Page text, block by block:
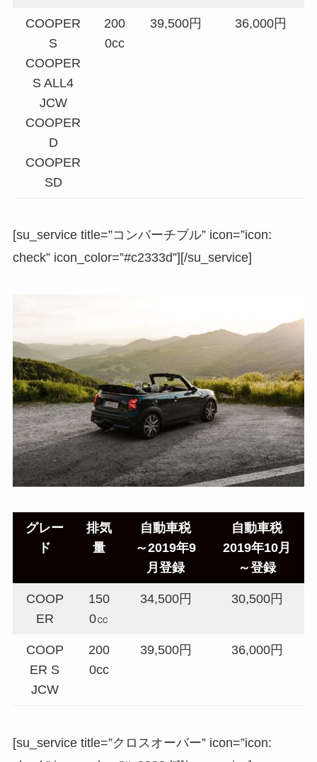
COOPER
S
COOPER
S ALL4
JCW
COOPER
D
COOPER
SD
200
0cc
39,500円 36,000円
[su_service title=”コンバーチブル” icon=”icon:
check” icon_color=”#c2333d”][/su_service]
グレー
ド
排気
量
自動車税
～2019年9
月登録
自動車税
2019年10月
～登録
COOP
ER
150
0㏄
34,500円 30,500円
COOP
ER S
JCW
200
0cc
39,500円 36,000円
[su_service title=”クロスオーバー” icon=”icon: